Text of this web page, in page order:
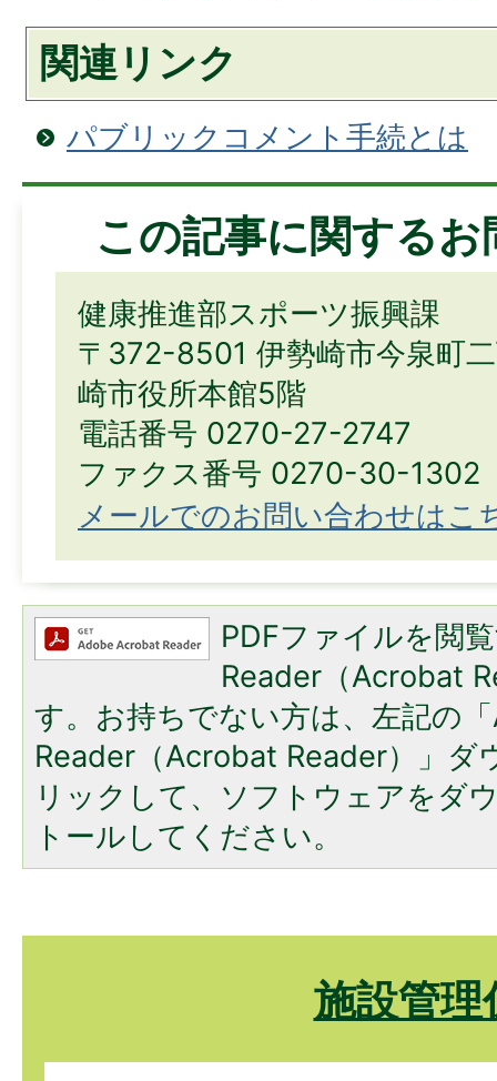
関連リンク
パブリックコメント手続とは
この記事に関する
健康推進部スポーツ振興課
〒372-8501 伊勢崎市今泉町
崎市役所本館5階
電話番号 0270-27-2747
ファクス番号 0270-30-1302
メールでのお問い合わせはこ
PDFファイルを閲
Reader（Acrobat
す。お持ちでない方は、左記の
Reader（Acrobat Reader）」ダ
リックして、ソフトウェアをダ
トールしてください。
施設管理